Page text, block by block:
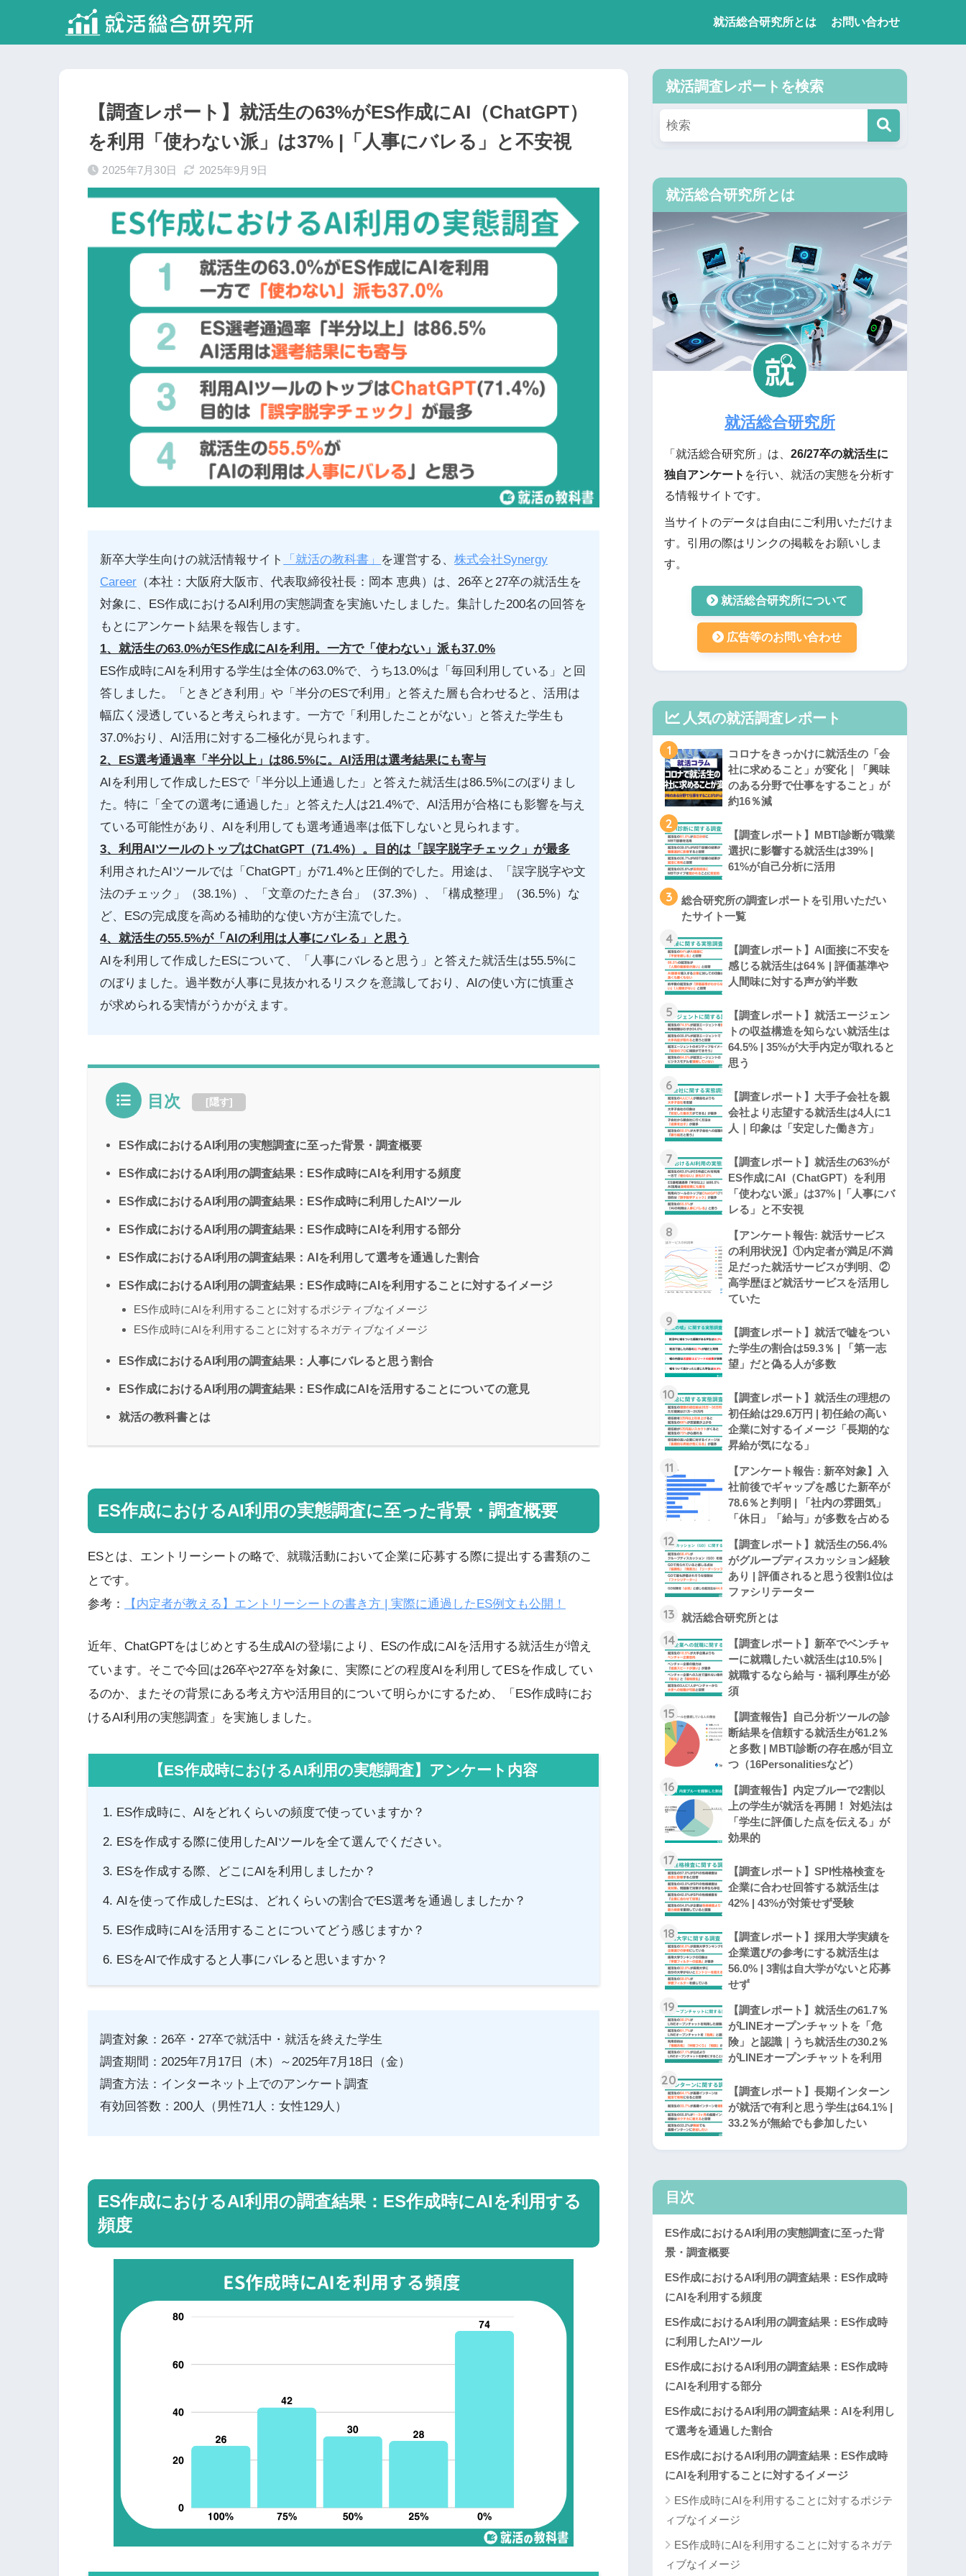
就活総合研究所とは お問い合わせ
【調査レポート】就活生の63%がES作成にAI（ChatGPT）
を利用「使わない派」は37% |「人事にバレる」と不安視
2025年7月30日 2025年9月9日
新卒大学生向けの就活情報サイト 「就活の教科書」 を運営する、株式会社Synergy
Career （本社：大阪府大阪市、代表取締役社長：岡本 恵典）は、26卒と27卒の就活生を
対象に、ES作成におけるAI利用の実態調査を実施いたしました。集計した200名の回答を
もとにアンケート結果を報告します。
1、就活生の63.0%がES作成にAIを利用。一方で「使わない」派も37.0%
ES作成時にAIを利用する学生は全体の63.0%で、うち13.0%は「毎回利用している」と回
答しました。「ときどき利用」や「半分のESで利用」と答えた層も合わせると、活用は
幅広く浸透していると考えられます。一方で「利用したことがない」と答えた学生も
37.0%おり、AI活用に対する二極化が見られます。
2、ES選考通過率「半分以上」は86.5%に。AI活用は選考結果にも寄与
AIを利用して作成したESで「半分以上通過した」と答えた就活生は86.5%にのぼりまし
た。特に「全ての選考に通過した」と答えた人は21.4%で、AI活用が合格にも影響を与え
ている可能性があり、AIを利用しても選考通過率は低下しないと見られます。
3、利用AIツールのトップはChatGPT（71.4%）。目的は「誤字脱字チェック」が最多
利用されたAIツールでは「ChatGPT」が71.4%と圧倒的でした。用途は、「誤字脱字や文
法のチェック」（38.1%）、「文章のたたき台」（37.3%）、「構成整理」（36.5%）な
ど、ESの完成度を高める補助的な使い方が主流でした。
4、就活生の55.5%が「AIの利用は人事にバレる」と思う
AIを利用して作成したESについて、「人事にバレると思う」と答えた就活生は55.5%に
のぼりました。過半数が人事に見抜かれるリスクを意識しており、AIの使い方に慎重さ
が求められる実情がうかがえます。
目次 [隠す]
ES作成におけるAI利用の実態調査に至った背景・調査概要
ES作成におけるAI利用の調査結果：ES作成時にAIを利用する頻度
ES作成におけるAI利用の調査結果：ES作成時に利用したAIツール
ES作成におけるAI利用の調査結果：ES作成時にAIを利用する部分
ES作成におけるAI利用の調査結果：AIを利用して選考を通過した割合
ES作成におけるAI利用の調査結果：ES作成時にAIを利用することに対するイメージ
ES作成時にAIを利用することに対するポジティブなイメージ
ES作成時にAIを利用することに対するネガティブなイメージ
ES作成におけるAI利用の調査結果：人事にバレると思う割合
ES作成におけるAI利用の調査結果：ES作成にAIを活用することについての意見
就活の教科書とは
ES作成におけるAI利用の実態調査に至った背景・調査概要
ESとは、エントリーシートの略で、就職活動において企業に応募する際に提出する書類のこ
とです。
参考：
【内定者が教える】エントリーシートの書き方 | 実際に通過したES例文も公開！
近年、ChatGPTをはじめとする生成AIの登場により、ESの作成にAIを活用する就活生が増え
ています。そこで今回は26卒や27卒を対象に、実際にどの程度AIを利用してESを作成してい
るのか、またその背景にある考え方や活用目的について明らかにするため、「ES作成時にお
けるAI利用の実態調査」を実施しました。
【ES作成時におけるAI利用の実態調査】アンケート内容
ES作成時に、AIをどれくらいの頻度で使っていますか？
ESを作成する際に使用したAIツールを全て選んでください。
ESを作成する際、どこにAIを利用しましたか？
AIを使って作成したESは、どれくらいの割合でES選考を通過しましたか？
ES作成時にAIを活用することについてどう感じますか？
ESをAIで作成すると人事にバレると思いますか？
調査対象：26卒・27卒で就活中・就活を終えた学生
調査期間：2025年7月17日（木）～2025年7月18日（金）
調査方法：インターネット上でのアンケート調査
有効回答数：200人（男性71人：女性129人）
ES作成におけるAI利用の調査結果：ES作成時にAIを利用する
頻度
就活調査レポートを検索
就活総合研究所とは
就活総合研究所
「就活総合研究所」は、 26/27卒の就活生に
独自アンケート を行い、就活の実態を分析す
る情報サイトです。
当サイトのデータは自由にご利用いただけま
す。引用の際はリンクの掲載をお願いしま
す。
就活総合研究所について
広告等のお問い合わせ
人気の就活調査レポート
1
コロナをきっかけに就活生の「会
社に求めること」が変化｜「興味
のある分野で仕事をすること」が
約16％減
2
【調査レポート】MBTI診断が職業
選択に影響する就活生は39% |
61%が自己分析に活用
3
総合研究所の調査レポートを引用いただい
たサイト一覧
4
【調査レポート】AI面接に不安を
感じる就活生は64％ | 評価基準や
人間味に対する声が約半数
5
【調査レポート】就活エージェン
トの収益構造を知らない就活生は
64.5% | 35%が大手内定が取れると
思う
6
【調査レポート】大手子会社を親
会社より志望する就活生は4人に1
人｜印象は「安定した働き方」
7
【調査レポート】就活生の63%が
ES作成にAI（ChatGPT）を利用
「使わない派」は37% |「人事にバ
レる」と不安視
8
【アンケート報告: 就活サービス
の利用状況】①内定者が満足/不満
足だった就活サービスが判明、②
高学歴ほど就活サービスを活用し
ていた
9
【調査レポート】就活で嘘をつい
た学生の割合は59.3％ | 「第一志
望」だと偽る人が多数
10
【調査レポート】就活生の理想の
初任給は29.6万円 | 初任給の高い
企業に対するイメージ「長期的な
昇給が気になる」
11
【アンケート報告 : 新卒対象】入
社前後でギャップを感じた新卒が
78.6％と判明 | 「社内の雰囲気」
「休日」「給与」が多数を占める
12
【調査レポート】就活生の56.4%
がグループディスカッション経験
あり | 評価されると思う役割1位は
ファシリテーター
13 就活総合研究所とは
14
【調査レポート】新卒でベンチャ
ーに就職したい就活生は10.5% |
就職するなら給与・福利厚生が必
須
15
【調査報告】自己分析ツールの診
断結果を信頼する就活生が61.2％
と多数 | MBTI診断の存在感が目立
つ（16Personalitiesなど）
16
【調査報告】内定ブルーで2割以
上の学生が就活を再開！ 対処法は
「学生に評価した点を伝える」が
効果的
17
【調査レポート】SPI性格検査を
企業に合わせ回答する就活生は
42% | 43%が対策せず受験
18
【調査レポート】採用大学実績を
企業選びの参考にする就活生は
56.0% | 3割は自大学がないと応募
せず
19
【調査レポート】就活生の61.7％
がLINEオープンチャットを「危
険」と認識｜うち就活生の30.2％
がLINEオープンチャットを利用
20
【調査レポート】長期インターン
が就活で有利と思う学生は64.1% |
33.2％が無給でも参加したい
目次
ES作成におけるAI利用の実態調査に至った背
景・調査概要
ES作成におけるAI利用の調査結果：ES作成時
にAIを利用する頻度
ES作成におけるAI利用の調査結果：ES作成時
に利用したAIツール
ES作成におけるAI利用の調査結果：ES作成時
にAIを利用する部分
ES作成におけるAI利用の調査結果：AIを利用し
て選考を通過した割合
ES作成におけるAI利用の調査結果：ES作成時
にAIを利用することに対するイメージ
ES作成時にAIを利用することに対するポジテ
ィブなイメージ
ES作成時にAIを利用することに対するネガテ
ィブなイメージ